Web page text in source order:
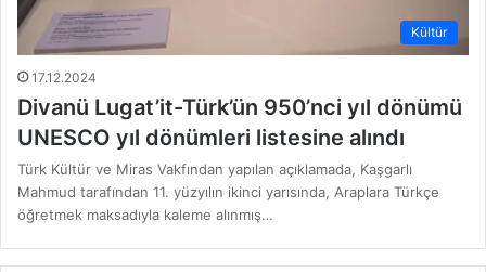
Kültür
17.12.2024
Divanü Lugat’it-Türk’ün 950’nci yıl dönümü
UNESCO yıl dönümleri listesine alındı
Türk Kültür ve Miras Vakfından yapılan açıklamada, Kaşgarlı
Mahmud tarafından 11. yüzyılın ikinci yarısında, Araplara Türkçe
öğretmek maksadıyla kaleme alınmış…